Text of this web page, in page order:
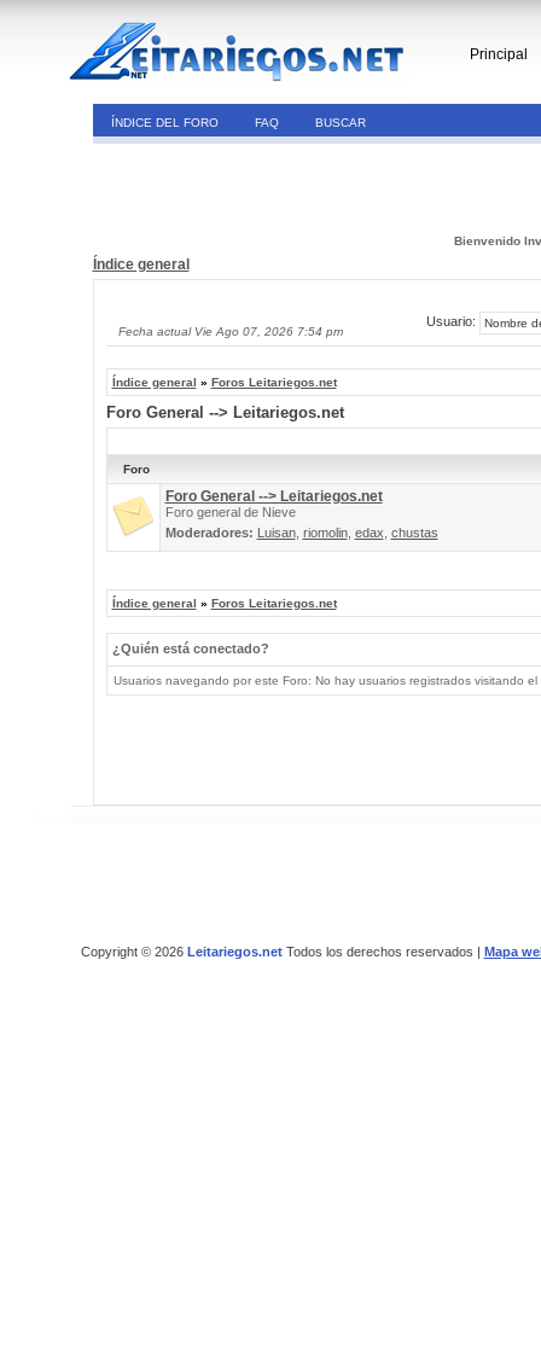
Principal
ÍNDICE DEL FORO FAQ BUSCAR
Bienvenido
Índice general
Fecha actual Vie Ago 07, 2026 7:54 pm
Usuario:
Índice general » Foros Leitariegos.net
Foro General --> Leitariegos.net
Foro
Foro General --> Leitariegos.net
Foro general de Nieve
Moderadores: Luisan, riomolin, edax chustas
Índice general » Foros Leitariegos.net
¿Quién está conectado?
Usuarios navegando por este Foro: No hay usuarios registrados visitando
Copyright © 2026 Leitariegos.netTodos los derechos reservados | Mapa